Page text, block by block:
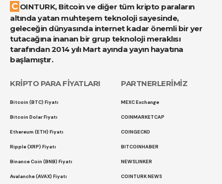
COINTURK, Bitcoin ve diğer tüm kripto paraların
altında yatan muhteşem teknoloji sayesinde,
geleceğin dünyasında internet kadar önemli bir yer
tutacağına inanan bir grup teknoloji meraklısı
tarafından 2014 yılı Mart ayında yayın hayatına
başlamıştır.
KRİPTO PARA FİYATLARI
Bitcoin (BTC) Fiyatı
Bitcoin Dolar Fiyatı
Ethereum (ETH) Fiyatı
Ripple (XRP) Fiyatı
Binance Coin (BNB) Fiyatı
Avalanche (AVAX) Fiyatı
PARTNERLERİMİZ
MEXC Exchange
COINMARKETCAP
COINGECKO
BITCOINHABER
NEWSLINKER
COINTURK NEWS